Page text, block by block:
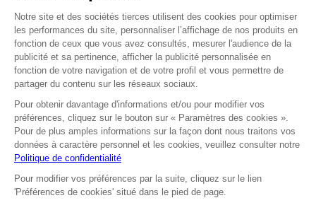
Tous droits réservés © Autobacs
Mentions légales RGPD
Cookies CGV
Facebook Instagram